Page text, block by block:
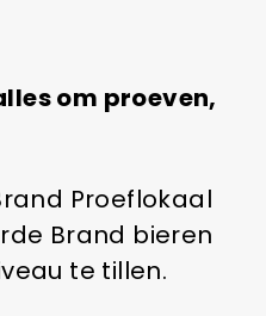
om proeven,
Proeflokaal
Brand bieren
te tillen.